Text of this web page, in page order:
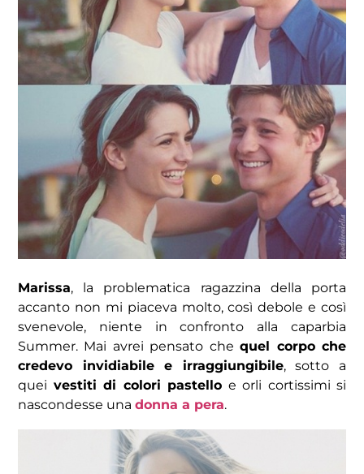
Marissa, la problematica ragazzina della porta
accanto non mi piaceva molto, così debole e così
svenevole, niente in confronto alla caparbia
Summer. Mai avrei pensato chequel corpo che
credevo invidiabile e irraggiungibile, sotto a
quei vestiti di colori pastello e orli cortissimi si
nascondesse una donna a pera.